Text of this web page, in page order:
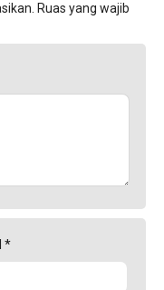
Ruas yang wajib
*